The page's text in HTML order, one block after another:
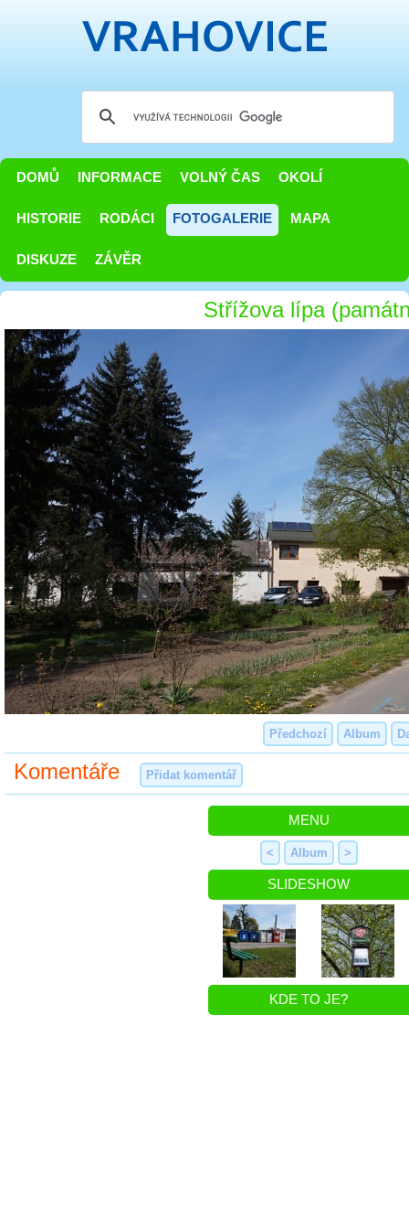
DOMŮ INFORMACE VOLNÝ ČAS OKOLÍ
HISTORIE RODÁCI FOTOGALERIE MAPA
DISKUZE ZÁVĚR
Střížova lípa
Předchozí Album
Komentáře Přidat komentář
MENU
< Album >
SLIDESHOW
KDE TO JE?